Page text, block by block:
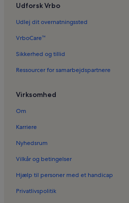
Ferieboliger i Greve Strand
Ferieboliger i Karlstrup
Ferieboliger i Greve Kommune
Ferieboliger i Karlslunde
Udforsk Vrbo
Udlej dit overnatningssted
VrboCare™
Sikkerhed og tillid
Ressourcer for samarbejdspartnere
Virksomhed
Om
Karriere
Nyhedsrum
Vilkår og betingelser
Hjælp til personer med et handicap
Privatlivspolitik